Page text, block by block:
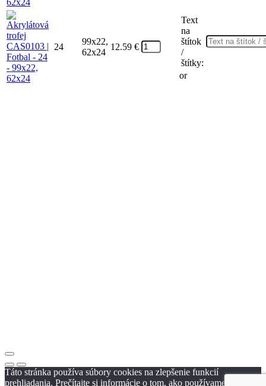
24
99x22,
62x24
12.59 €
Text
na
štítok
/
štítky:
or
Táto stránka používa súbory cookies na zlepšenie funkcií
prehliadania. Prečítajte si informácie o tom, ako používame cookies